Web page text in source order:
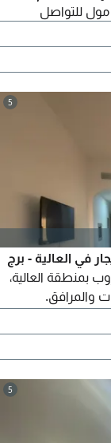
5
في العالية - برج
بمنطقة العالية،
والمرافق.
أو لمن
قريب من شارع
الإيجار
5